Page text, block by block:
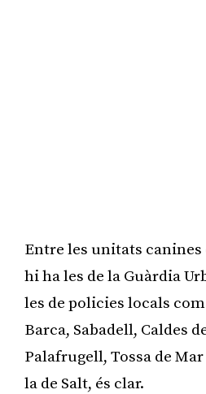
Entre les unitats canines
hi ha les de la Guàrdia
les de policies locals
Barca, Sabadell, Caldes
Palafrugell, Tossa de
la de Salt, és clar.